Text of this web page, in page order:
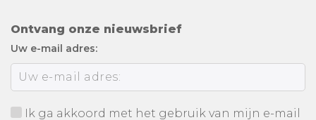
Ontvang onze nieuwsbrief
Uw e-mail adres:
Ik ga akkoord met het gebruik van mijn e-mail